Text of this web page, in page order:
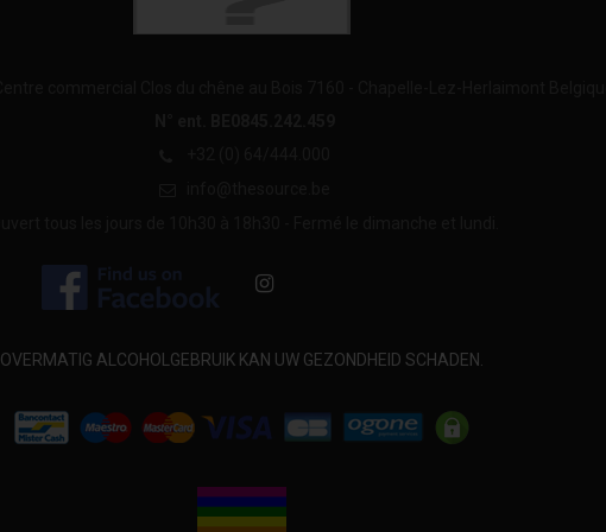
OVERMATIG ALCOHOLGEBRUIK KAN UW GEZONDHEID SCHADEN.